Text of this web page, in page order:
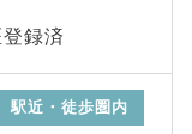
録済
駅近・徒歩圏内